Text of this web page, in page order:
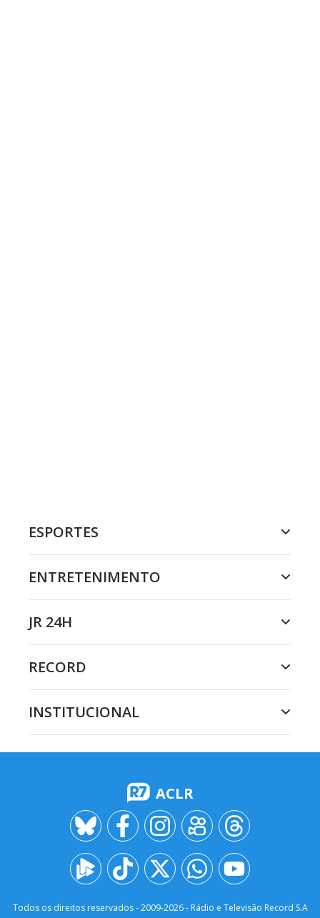
ESPORTES
ENTRETENIMENTO
JR 24H
RECORD
INSTITUCIONAL
ACLR
Todos os direitos reservados - 2009-2026- Rádio e Televisão Record S.A